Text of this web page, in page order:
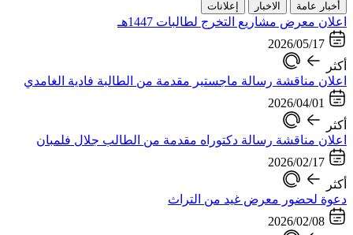
أخبار عامة الاخبار إعلانات
اعلان معرض مشاريع التخرج لطالبات 1447هـ
2026/05/17
أكثر
اعلان مناقشة رسالة ماجستير مقدمة من الطالبة فادية الغامدي
2026/04/01
أكثر
اعلان مناقشة رسالة دكتوراه مقدمة من الطالب جلال فلمبان
2026/02/17
أكثر
دعوة لحضور معرض غيد من التراث
2026/02/08